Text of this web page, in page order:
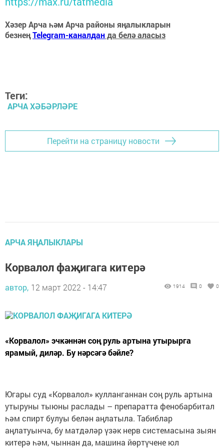
Хәзер Арча һәм Арча районы яңалыкларын
безнеңTelegram-каналданда белә аласыз
Теги:
АРЧА ХӘБӘРЛӘРЕ
Перейти на страницу новости
АРЧА ЯҢАЛЫКЛАРЫ
Корвалол фаҗигага китерә
автор, 12 март 2022 - 14:47 1914 0 0
«Корвалол» эчкәннән соң руль артына утырырга
ярамый, диләр. Бу нәрсәгә бәйле?
Югары суд «Корвалол» кулланганнан соң руль артына
утыруны тыюны раслады – препаратта фенобарбитал
һәм спирт булуы белән аңлатыла. Табиблар
аңлатуынча, бу матдәләр үзәк нерв системасына зыян
китерә һәм, чыннан да, машина йөртүчене юл